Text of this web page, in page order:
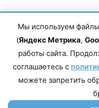
Главный редактор
Контакты редакции: 8(988)-
Республика Дагестан, г.
права защищены.
запрещено, частичное
Мы используем
(Яндекс Метрика,
работы сайта.
соглашаетесь с
можете запретить